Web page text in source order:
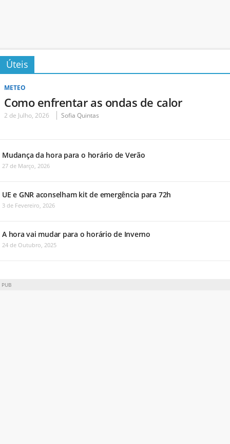
Úteis
METEO
Como enfrentar as ondas de calor
2 de Julho, 2026 Sofia Quintas
Mudança da hora para o horário de Verão
27 de Março, 2026
UE e GNR aconselham kit de emergência para 72h
3 de Fevereiro, 2026
A hora vai mudar para o horário de Inverno
24 de Outubro, 2025
PUB